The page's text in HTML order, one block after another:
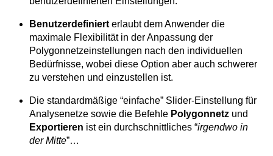
Benutzerdefiniert erlaubt dem Anwender die
maximale Flexibilität in der Anpassung der
Polygonnetzeinstellungen nach den individuellen
Bedürfnisse, wobei diese Option aber auch schwerer
zu verstehen und einzustellen ist.
Die standardmäßige “einfache” Slider-Einstellung für
Analysenetze sowie die Befehle Polygonnetz und
Exportieren ist ein durchschnittliches “irgendwo in
der Mitte”…